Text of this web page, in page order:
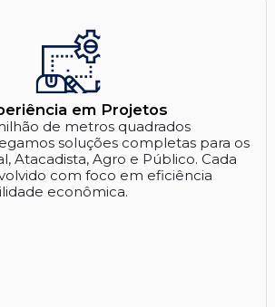
em Projetos
de metros quadrados
soluções completas para os
Atacadista, Agro e Público. Cada
com foco em eficiência
econômica.